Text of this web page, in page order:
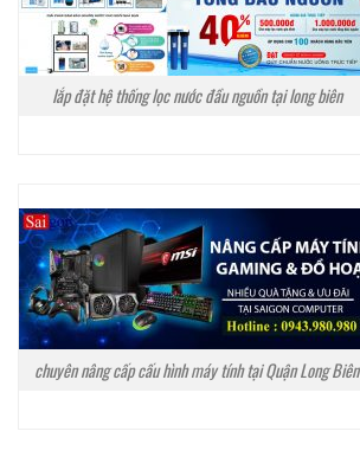
lắp đặt hệ thống lọc nước đầu nguồn tại long biên
chuyên nâng cấp cấu hình máy tính tại Quận Long Biên